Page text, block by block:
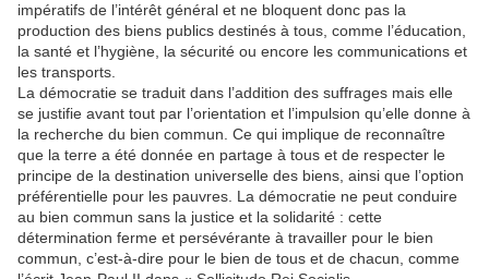
impératifs de l’intérêt général et ne bloquent donc pas la
production des biens publics destinés à tous, comme l’éducation,
la santé et l’hygiène, la sécurité ou encore les communications et
les transports.
La démocratie se traduit dans l’addition des suffrages mais elle
se justifie avant tout par l’orientation et l’impulsion qu’elle donne à
la recherche du bien commun. Ce qui implique de reconnaître
que la terre a été donnée en partage à tous et de respecter le
principe de la destination universelle des biens, ainsi que l’option
préférentielle pour les pauvres. La démocratie ne peut conduire
au bien commun sans la justice et la solidarité : cette
détermination ferme et persévérante à travailler pour le bien
commun, c’est-à-dire pour le bien de tous et de chacun, comme